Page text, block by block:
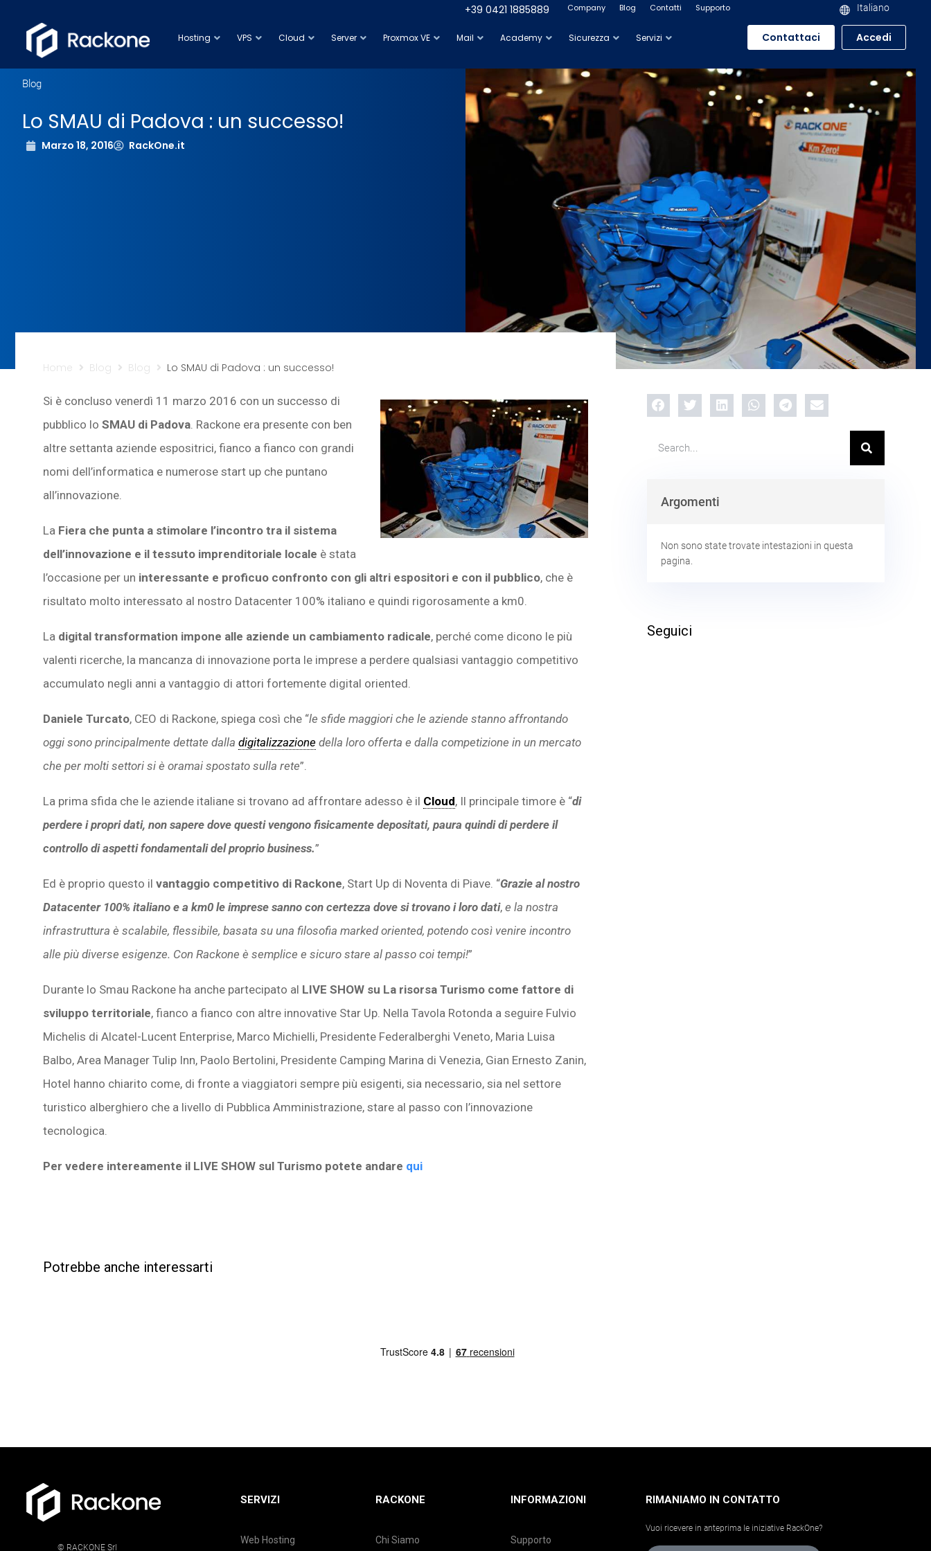
+39 0421 1885889 Company Blog Contatti Supporto Italiano
Hosting VPS Cloud Server Proxmox VE Mail Academy Sicurezza Servizi Contattaci Accedi
Blog
Lo SMAU di Padova : un successo!
Marzo 18, 2016 RackOne.it
Home Blog Blog Lo SMAU di Padova : un successo!
Si è concluso venerdì 11 marzo 2016 con un successo di
pubblico lo SMAU di Padova . Rackone era presente con ben
altre settanta aziende espositrici, fianco a fianco con grandi
nomi dell’informatica e numerose start up che puntano
all’innovazione.
La Fiera che punta a stimolare l’incontro tra il sistema
dell’innovazione e il tessuto imprenditoriale locale è stata
l’occasione per un interessante e proficuo confronto con gli altri espositori e con il pubblico, che è
risultato molto interessato al nostro Datacenter 100% italiano e quindi rigorosamente a km0.
La digital transformation impone alle aziende un cambiamento radicale, perché come dicono le più
valenti ricerche, la mancanza di innovazione porta le imprese a perdere qualsiasi vantaggio competitivo
accumulato negli anni a vantaggio di attori fortemente digital oriented.
Daniele Turcato, CEO di Rackone, spiega così che “le sfide maggiori che le aziende stanno affrontando
oggi sono principalmente dettate dalla digitalizzazione della loro offerta e dalla competizione in un mercato
che per molti settori si è oramai spostato sulla rete”.
La prima sfida che le aziende italiane si trovano ad affrontare adesso è il Cloud, Il principale timore è “di
perdere i propri dati, non sapere dove questi vengono fisicamente depositati, paura quindi di perdere il
controllo di aspetti fondamentali del proprio business.”
Ed è proprio questo il vantaggio competitivo di Rackone, Start Up di Noventa di Piave. “Grazie al nostro
Datacenter 100% italiano e a km0 le imprese sanno con certezza dove si trovano i loro dati, e la nostra
infrastruttura è scalabile, flessibile, basata su una filosofia marked oriented, potendo così venire incontro
alle più diverse esigenze. Con Rackone è semplice e sicuro stare al passo coi tempi!”
Durante lo Smau Rackone ha anche partecipato al LIVE SHOW su La risorsa Turismo come fattore di
sviluppo territoriale, fianco a fianco con altre innovative Star Up. Nella Tavola Rotonda a seguire Fulvio
Michelis di Alcatel-Lucent Enterprise, Marco Michielli, Presidente Federalberghi Veneto, Maria Luisa
Balbo, Area Manager Tulip Inn, Paolo Bertolini, Presidente Camping Marina di Venezia, Gian Ernesto Zanin,
Hotel hanno chiarito come, di fronte a viaggiatori sempre più esigenti, sia necessario, sia nel settore
turistico alberghiero che a livello di Pubblica Amministrazione, stare al passo con l’innovazione
tecnologica.
Per vedere intereamente il LIVE SHOW sul Turismo potete andare qui
Potrebbe anche interessarti
Argomenti
Non sono state trovate intestazioni in questa
pagina.
Seguici
© RACKONE Srl
SERVIZI
Web Hosting
RACKONE
Chi Siamo
INFORMAZIONI
Supporto
RIMANIAMO IN CONTATTO
Vuoi ricevere in anteprima le iniziative RackOne?